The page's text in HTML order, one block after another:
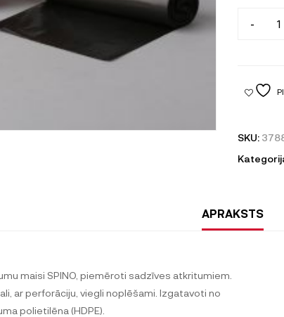
-
SKU:
APRAKSTS
maisi SPINO, piemēroti sadzīves atkritumiem.
ar perforāciju, viegli noplēšami. Izgatavoti no
polietilēna (HDPE).